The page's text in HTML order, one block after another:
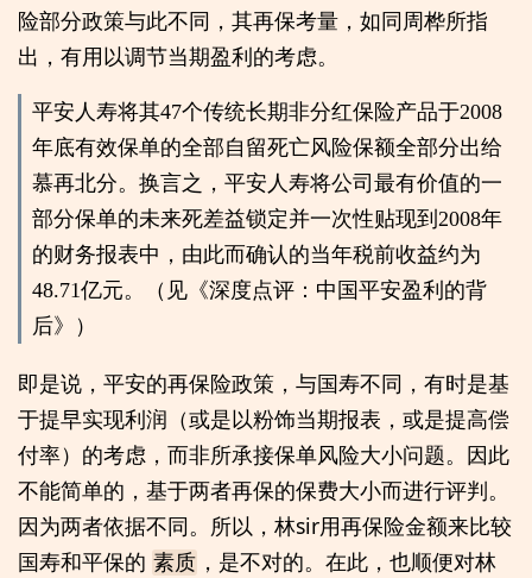
险部分政策与此不同，其再保考量，如同周桦所指
出，有用以调节当期盈利的考虑。
平安人寿将其47个传统长期非分红保险产品于2008
年底有效保单的全部自留死亡风险保额全部分出给
慕再北分。换言之，平安人寿将公司最有价值的一
部分保单的未来死差益锁定并一次性贴现到2008年
的财务报表中，由此而确认的当年税前收益约为
48.71亿元。（见《深度点评：中国平安盈利的背
后》）
即是说，平安的再保险政策，与国寿不同，有时是基
于提早实现利润（或是以粉饰当期报表，或是提高偿
付率）的考虑，而非所承接保单风险大小问题。因此
不能简单的，基于两者再保的保费大小而进行评判。
因为两者依据不同。所以，林sir用再保险金额来比较
国寿和平保的 素质 ，是不对的。在此，也顺便对林